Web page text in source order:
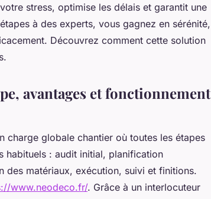
stress, optimise les délais et garantit une
à des experts, vous gagnez en sérénité,
Découvrez comment cette solution
avantages et fonctionnement
charge globale chantier où toutes les étapes
habituels : audit initial, planification
des matériaux, exécution, suivi et finitions.
www.neodeco.fr/. Grâce à un interlocuteur